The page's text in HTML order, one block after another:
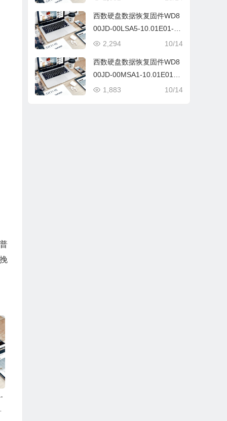
西数硬盘数据恢复固件WD8
00JD-00LSA5-10.01E01-W
D-WMAM9JA02634-00400
10/14
2,294
西数硬盘数据恢复固件WD8
00JD-00MSA1-10.01E01-W
D-WMAM9DX86256-00100
10/14
1,883